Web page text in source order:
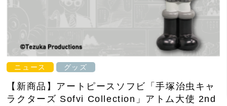
ニュース グッズ
【新商品】アートピースソフビ「手塚治虫キャ
ラクターズ Sofvi Collection」アトム大使 2nd